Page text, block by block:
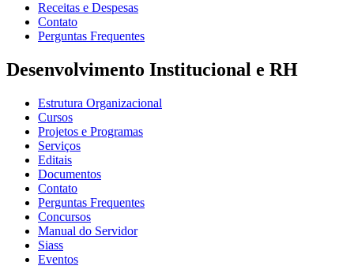
Receitas e Despesas
Contato
Perguntas Frequentes
Desenvolvimento Institucional e RH
Estrutura Organizacional
Cursos
Projetos e Programas
Serviços
Editais
Documentos
Contato
Perguntas Frequentes
Concursos
Manual do Servidor
Siass
Eventos